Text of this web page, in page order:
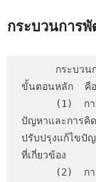
กระบวนการ
ขั้นตอนหลัก  คือ
ปัญหาและการคิ
ปรับปรุงแก้ไขปั
ที่เกี่ยวข้อง